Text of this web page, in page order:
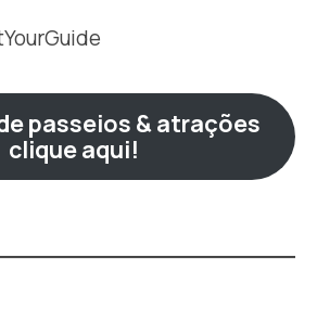
passeios & atrações
clique aqui!